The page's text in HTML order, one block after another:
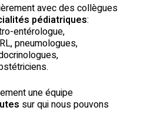
avec des collègues
pédiatriques:
entérologue,
pneumologues,
une équipe
sur qui nous pouvons